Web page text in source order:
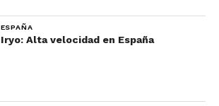
ESPAÑA
Iryo: Alta velocidad en España